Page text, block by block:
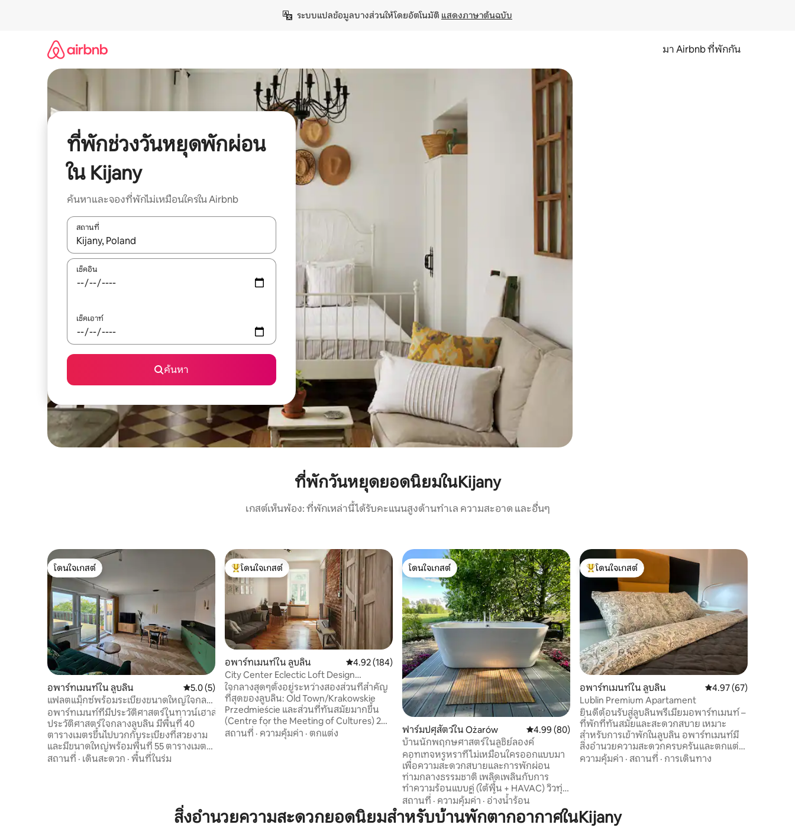
ระบบแปลข้อมูลบางส่วนให้โดยอัตโนมัติ แสดงภาษาต้นฉบับ
มา Airbnb ที่พักกัน
ที่พักช่วงวันหยุดพักผ่อน
ใน Kijany
ค้นหาและจองที่พักไม่เหมือนใครใน Airbnb
สถานที่
ใช้ลูกศรขึ้นลง หรือใช้การสัมผัสหรือปัด เพื่อสำรวจผลการค้นหา
เช็คอิน
เช็คเอาท์
ค้นหา
ที่พักวันหยุดยอดนิยมในKijany
เกสต์เห็นพ้อง: ที่พักเหล่านี้ได้รับคะแนนสูงด้านทำเล ความสะอาด และอื่นๆ
โดนใจเกสต์
โดนใจเกสต์
อพาร์ทเมนท์ใน ลูบลิน คะแนนเฉลี่ย 5.0 จาก 5, 5 รีวิว
5.0 (5)
แฟลตแม็กซ์พร้อมระเบียงขนาดใหญ่ใจกลาง
เมือง เครื่องปรับอากาศ
อพาร์ทเมนท์ที่มีประวัติศาสตร์ในทาวน์เฮาส์
ประวัติศาสตร์ใจกลางลูบลิน มีพื้นที่ 40
ตารางเมตรขึ้นไปบวกกับระเบียงที่สวยงาม
และมีขนาดใหญ่พร้อมพื้นที่ 55 ตารางเมตร
อพาร์ทเมนท์ใหม่และประกอบด้วยห้องพัก 2
พร้อมส่วนต่อเติม: โซฟาเบด, ทีวี OLED 55
นิ้ว + ช่องดาวเทียม, เน็ตฟลิกซ์, ไฟเบอร์ออ
ปติก, คอนโซล XBOX One ห้องนอน: เตียง
สถานที่ · เดินสะดวก · พื้นที่ในร่ม
โดนใจเกสต์ที่สุด
โดนใจเกสต์
อพาร์ทเมนท์ใน ลูบลิน คะแนนเฉลี่ย 4.92 จาก 5, 184 รีวิว
4.92 (184)
City Center Eclectic Loft Design
Apartment
ใจกลางสุดๆตั้งอยู่ระหว่างสองส่วนที่สำคัญ
ที่สุดของลูบลิน: Old Town/Krakowskie
Przedmieście และส่วนที่ทันสมัยมากขึ้น
(Centre for the Meeting of Cultures) 2
ห้องนอนที่ตกแต่งอย่างสวยงามกว้างขวาง
และอบอุ่นพร้อมสิ่งอำนวยความสะดวกที่
อื่นอาจจอดซ้อนคัน (ออกจากโทรศัพท์ #)
สถานที่ · ความคุ้มค่า · ตกแต่ง
โดนใจเกสต์
โดนใจเกสต์
ฟาร์มปศุสัตว์ใน Ożarów คะแนนเฉลี่ย 4.99 จาก 5, 80 รีวิว
4.99 (80)
บ้านนักพฤกษศาสตร์ในลูชิย์ลองค์
คอทเทจหรูหราที่ไม่เหมือนใครออกแบบมา
เพื่อความสะดวกสบายและการพักผ่อน
ท่ามกลางธรรมชาติ เพลิดเพลินกับการ
ทำความร้อนแบบคู่ (ใต้พื้น + HAVAC) วิวทุ่ง
หญ้าพาโนรามา พื้นไม้เนื้อแข็งและระเบียง
ส่วนตัว ภายใน: ห้องครัวที่มีอุปกรณ์ครบ
ครัน เตียงควีนไซส์แบบคอนติเนนตัล และ
สถานที่ · ความคุ้มค่า · อ่างน้ำร้อน
โดนใจเกสต์ที่สุด
โดนใจเกสต์
อพาร์ทเมนท์ใน ลูบลิน คะแนนเฉลี่ย 4.97 จาก
4.97 (67)
Lublin Premium Apartament
ยินดีต้อนรับสู่ลูบลินพรีเมียมอพาร์ทเมนท์ –
ที่พักที่ทันสมัยและสะดวกสบาย เหมาะ
สำหรับการเข้าพักในลูบลิน อพาร์ทเมนท์มี
สิ่งอำนวยความสะดวกครบครันและตกแต่ง
ตามมาตรฐานสูง ทำให้สะดวกสบายสำหรับ
การเข้าพักทั้งระยะสั้นและระยะยาว ผู้เข้า
เข้าถึงสถานที่ท่องเที่ยว ร้านอาหาร และจุด
บริการของเมืองได้อย่างรวดเร็ว
ความคุ้มค่า · สถานที่ · การเดินทาง
สิ่งอำนวยความสะดวกยอดนิยมสำหรับบ้านพักตากอากาศในKijany